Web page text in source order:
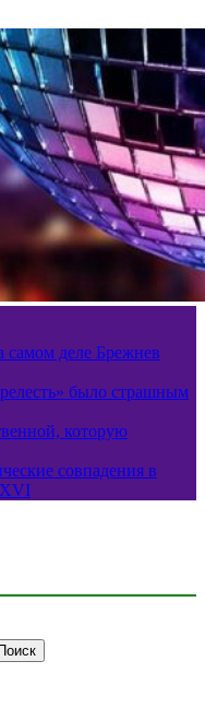
самом деле Брежнев
было страшным
которую
совпадения в